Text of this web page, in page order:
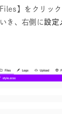
】をクリ
き、右側に設定